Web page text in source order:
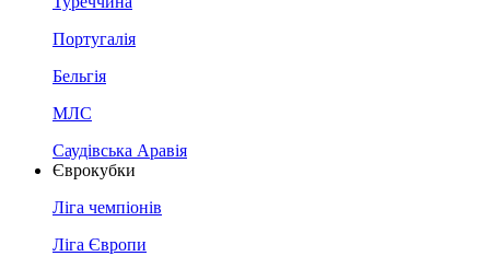
Португалія
Бельгія
МЛС
Саудівська Аравія
Єврокубки
Ліга чемпіонів
Ліга Європи